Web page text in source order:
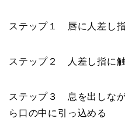
ステップ１ 唇に人差し指
ステップ２ 人差し指に
ステップ３ 息を出しな
ら口の中に引っ込める